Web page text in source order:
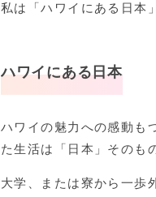
私は「ハワイにある日本
ハワイにある日本
ハワイの魅力への感動も
た生活は「日本」そのも
大学、または寮から一歩